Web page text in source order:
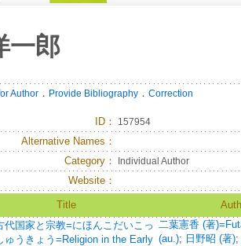
一郎
Author ． Provide Bibliography ． Correction
ID ： 157954
Alternative Names：
Category：
Individual Author
Website：
Title
代国家と宗教=にほんこだいこっ
ゅうきょう=Religion in the Early
二葉憲香 (著
(au.); 日野昭 (著);